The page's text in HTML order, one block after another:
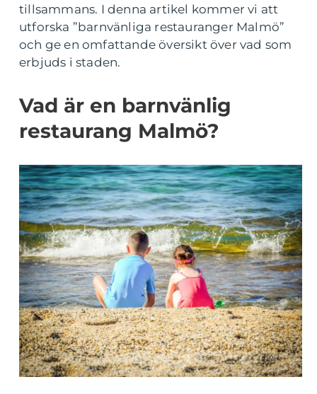
tillsammans. I denna artikel kommer vi att
utforska ”barnvänliga restauranger Malmö”
och ge en omfattande översikt över vad som
erbjuds i staden.
Vad är en barnvänlig
restaurang Malmö?